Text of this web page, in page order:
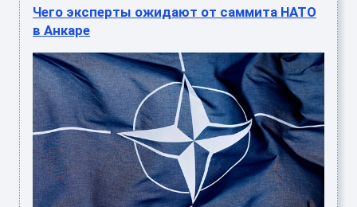
Чего эксперты ожидают от саммита НАТО
в Анкаре